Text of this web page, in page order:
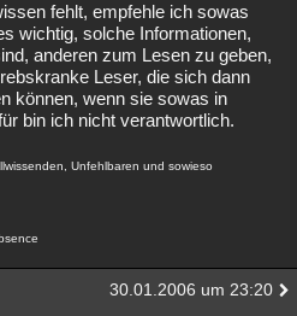
fehlt, empfehle ich sowas
wichtig, solche Informationen,
anderen zum Lesen zu geben,
Leser, die sich dann
können, wenn sie sowas in
bin ich nicht verantwortlich.
Unfehlbaren und sowieso
30.01.2006 um 23:20